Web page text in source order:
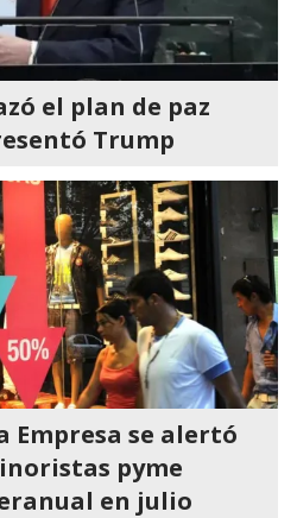
el plan de paz
Trump
Empresa se alertó
pyme
en julio